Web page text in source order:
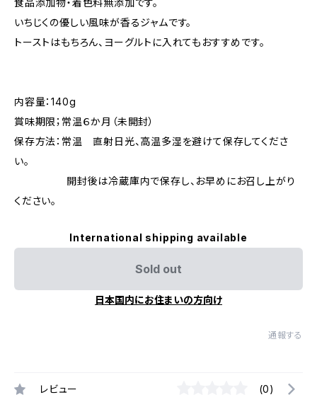
食品添加物・着色料無添加です。
いちじくの優しい風味が香るジャムです。
トーストはもちろん、ヨーグルトに入れてもおすすめです。
内容量：140g
賞味期限；常温６か月（未開封）
保存方法：常温 直射日光、高温多湿を避けて保存してくださ
い。
開封後は冷蔵庫内で保存し、お早めにお召し上がり
ください。
International shipping available
Sold out
日本国内にお住まいの方向け
通報する
レビュー (0)